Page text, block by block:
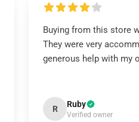
Buying from this store
They were very
generous help with my
R Ruby
Verified owner